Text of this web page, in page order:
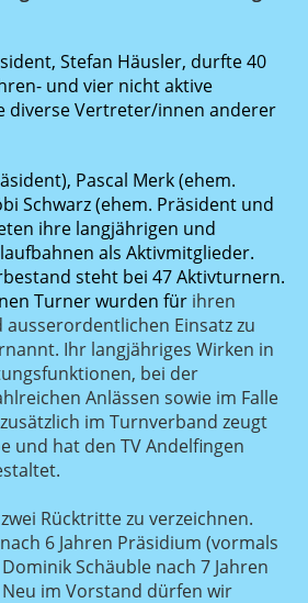
Stefan Häusler, durfte 40
und vier nicht aktive
diverse Vertreter/innen anderer
Pascal Merk (ehem.
Schwarz (ehem. Präsident und
ihre langjährigen und
als Aktivmitglieder.
steht bei 47 Aktivturnern.
Turner wurden für ihren
Einsatz zu
Ihr langjähriges Wirken in
bei der
Anlässen sowie im Falle
im Turnverband zeugt
und hat den TV Andelfingen
Rücktritte zu verzeichnen.
6 Jahren Präsidium (vormals
Schäuble nach 7 Jahren
im Vorstand dürfen wir